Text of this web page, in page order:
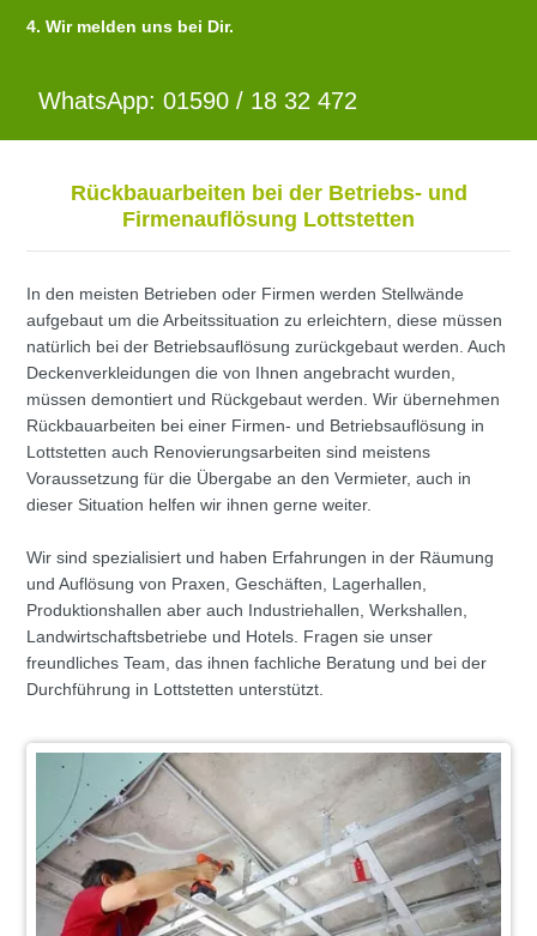
4. Wir melden uns bei Dir.
WhatsApp: 01590 / 18 32 472
Rückbauarbeiten bei der Betriebs- und
Firmenauflösung Lottstetten
In den meisten Betrieben oder Firmen werden Stellwände
aufgebaut um die Arbeitssituation zu erleichtern, diese müssen
natürlich bei der Betriebsauflösung zurückgebaut werden. Auch
Deckenverkleidungen die von Ihnen angebracht wurden,
müssen demontiert und Rückgebaut werden. Wir übernehmen
Rückbauarbeiten bei einer Firmen- und Betriebsauflösung in
Lottstetten auch Renovierungsarbeiten sind meistens
Voraussetzung für die Übergabe an den Vermieter, auch in
dieser Situation helfen wir ihnen gerne weiter.
Wir sind spezialisiert und haben Erfahrungen in der Räumung
und Auflösung von Praxen, Geschäften, Lagerhallen,
Produktionshallen aber auch Industriehallen, Werkshallen,
Landwirtschaftsbetriebe und Hotels. Fragen sie unser
freundliches Team, das ihnen fachliche Beratung und bei der
Durchführung in Lottstetten unterstützt.